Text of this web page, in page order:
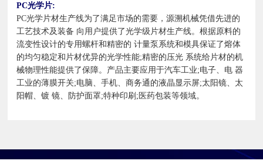
PC光学片:
PC光学片材生产线为了满足市场的需要，源溯机械凭借先进的
工艺技术及装备 向用户提供了光学级片材生产线。根据原料的
流变性设计的专用螺杆和精密的 计量泵系统和模具保证了熔体
的均匀稳定和片材优异的光学性能;精密的压光 系统给片材的机
械物理性能提供了保障。产品主要应用于汽车工业;电子、电 器
工业的薄膜开关;电脑、手机、商务通的液晶显示屏;太阳镜、太
阳帽、镀 镜、防护面罩;特种印刷;医药包装等领域。